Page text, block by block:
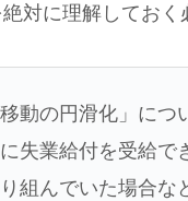
対に理解しておく
移動の円滑化」に
失業給付を受給
組んでいた場合